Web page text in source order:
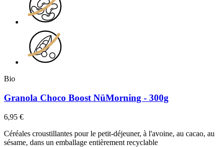
Bio
Granola Choco Boost NüMorning - 300g
6,95 €
Céréales croustillantes pour le petit-déjeuner, à l'avoine, au cacao, au
sésame, dans un emballage entièrement recyclable